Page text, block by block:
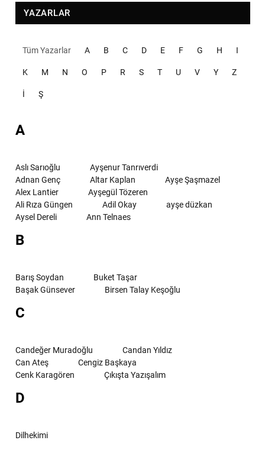
YAZARLAR
Tüm Yazarlar A B C D E F G H I
K M N O P R S T U V Y Z
İ Ş
A
Aslı Sarıoğlu
Ayşenur Tanrıverdi
Adnan Genç
Altar Kaplan
Ayşe Şaşmazel
Alex Lantier
Ayşegül Tözeren
Ali Rıza Güngen
Adil Okay
ayşe düzkan
Aysel Dereli
Ann Telnaes
B
Barış Soydan
Buket Taşar
Başak Günsever
Birsen Talay Keşoğlu
C
Candeğer Muradoğlu
Candan Yıldız
Can Ateş
Cengiz Başkaya
Cenk Karagören
Çıkışta Yazışalım
D
Dilhekimi